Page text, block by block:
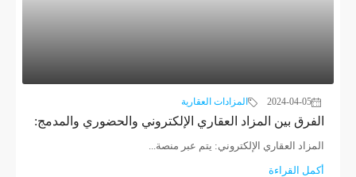
2024-04-05 المزادات العقارية
الفرق بين المزاد العقاري الإلكتروني والحضوري والمدمج:
المزاد العقاري الإلكتروني: يتم عبر منصة...
أكمل القراءة